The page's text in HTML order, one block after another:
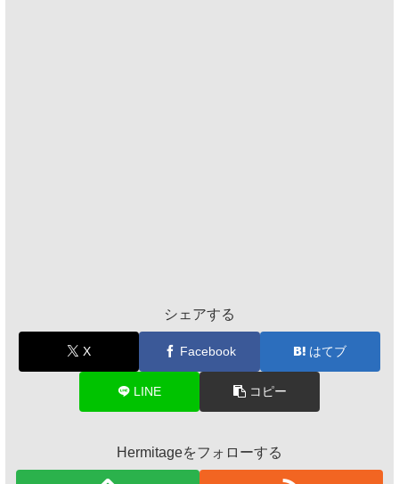
シェアする
X Facebook はてブ
LINE コピー
Hermitageをフォローする